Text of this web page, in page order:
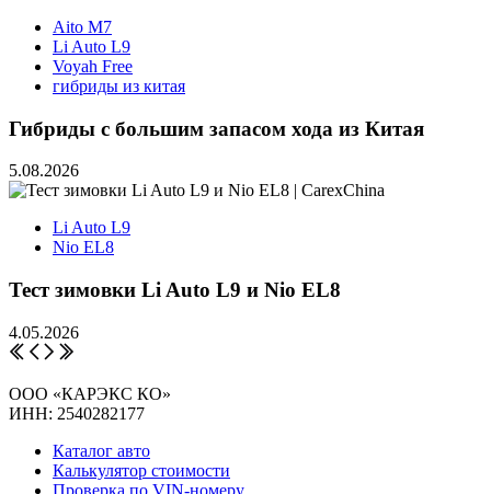
Aito M7
Li Auto L9
Voyah Free
гибриды из китая
Гибриды с большим запасом хода из Китая
5.08.2026
Li Auto L9
Nio EL8
Тест зимовки Li Auto L9 и Nio EL8
4.05.2026
ООО «КАРЭКС КО»
ИНН: 2540282177
Каталог авто
Калькулятор стоимости
Проверка по VIN-номеру